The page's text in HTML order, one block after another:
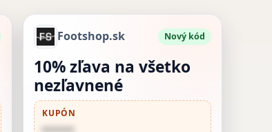
Footshop.sk Nový kód
10% zľava na všetko
nezľavnené
KUPÓN